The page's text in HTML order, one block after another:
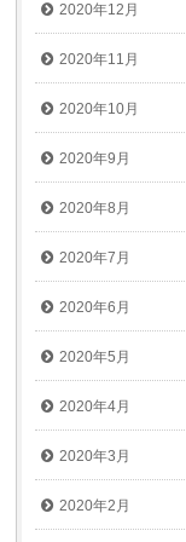
2020年12月
2020年11月
2020年10月
2020年9月
2020年8月
2020年7月
2020年6月
2020年5月
2020年4月
2020年3月
2020年2月